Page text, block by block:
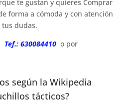
te gustan y quieres Comprar
forma a cómoda y con atención
dudas.
Tef.: 630084410 o por
según la Wikipedia
tácticos?